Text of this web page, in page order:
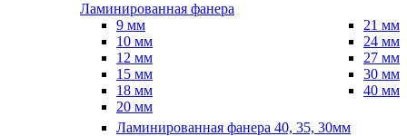
Ламинированная фанера
9 мм
10 мм
12 мм
15 мм
18 мм
20 мм
21 мм
24 мм
27 мм
30 мм
40 мм
Ламинированная фанера 40, 35, 30мм